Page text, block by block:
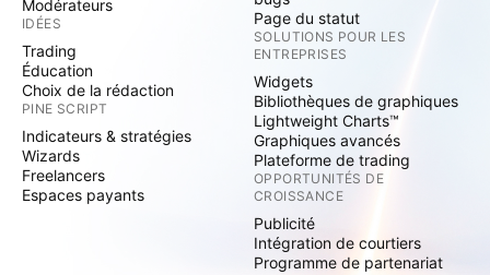
Modérateurs
IDÉES
Trading
Éducation
Choix de la rédaction
PINE SCRIPT
Indicateurs & stratégies
Wizards
Freelancers
Espaces payants
Page du statut
SOLUTIONS POUR LES
ENTREPRISES
Widgets
Bibliothèques de graphiques
Lightweight Charts™
Graphiques avancés
Plateforme de trading
OPPORTUNITÉS DE
CROISSANCE
Publicité
Intégration de courtiers
Programme de partenariat